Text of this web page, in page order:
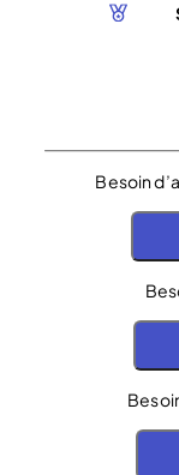
Besoin